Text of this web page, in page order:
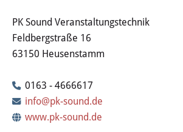
PK Sound Veranstaltungstechnik
Feldbergstraße 16
63150 Heusenstamm
0163 - 4666617
info@pk-sound.de
www.pk-sound.de
Heirat
Wertstoffhof
Wasser & Abwasser